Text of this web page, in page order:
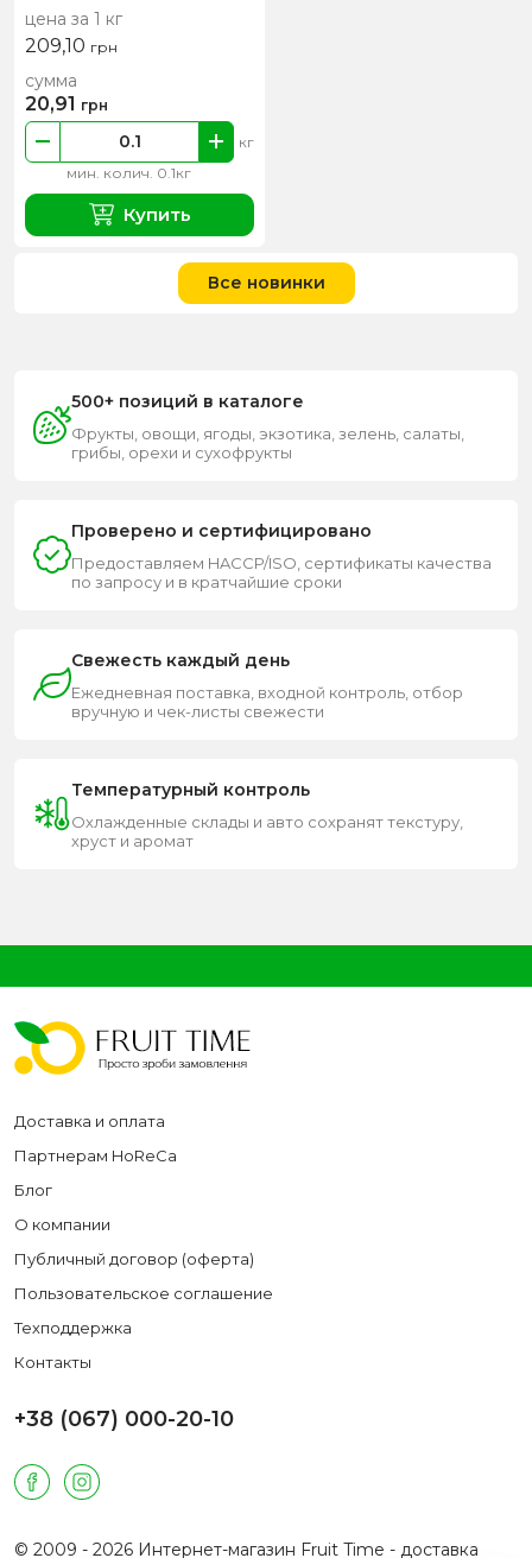
цена за 1 кг
209,10 грн
мин. колич. 0.1кг
кг
сумма
20,91 грн
Купить
Все новинки
500+ позиций в каталоге
Фрукты, овощи, ягоды, экзотика, зелень, салаты,
грибы, орехи и сухофрукты
Проверено и сертифицировано
Предоставляем HACCP/ISO, сертификаты качества
по запросу и в кратчайшие сроки
Свежесть каждый день
Ежедневная поставка, входной контроль, отбор
вручную и чек-листы свежести
Температурный контроль
Охлажденные склады и авто сохранят текстуру,
хруст и аромат
Доставка и оплата
Партнерам HoReCa
Блог
О компании
Публичный договор (оферта)
Пользовательское соглашение
Техподдержка
Контакты
+38 (067) 000-20-10
© 2009 - 2026 Интернет-магазин Fruit Time - доставка